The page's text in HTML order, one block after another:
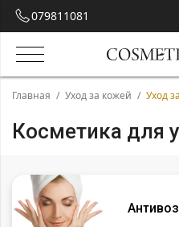
079811081
Главная / Уход за кожей / Уход
Косметика для